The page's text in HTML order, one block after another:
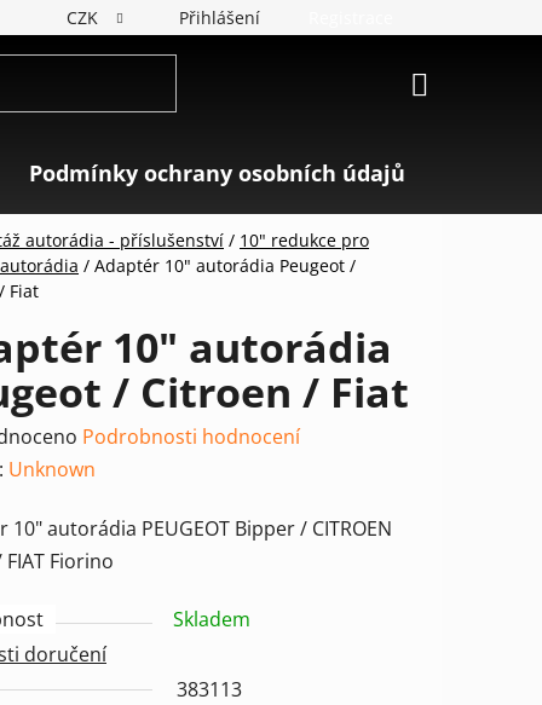
CZK Přihlášení
Podmínky ochrany osobních údajů
autorádia - příslušenství / 10" redukce pro
/ Adaptér 10" autorádia Peugeot /
Fiat
10" autorádia
/ Citroen / Fiat
Podrobnosti hodnocení
Unknown
10" autorádia PEUGEOT Bipper / CITROEN
Fiorino
Skladem
doručení
383113